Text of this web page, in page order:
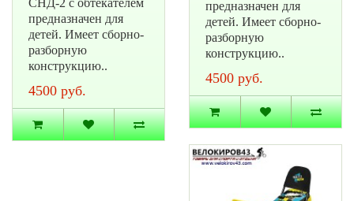
СНД-2 с обтекателем
предназначен для
детей. Имеет сборно-
разборную
конструкцию..
4500 руб.
предназначен для
детей. Имеет сборно-
разборную
конструкцию..
4500 руб.